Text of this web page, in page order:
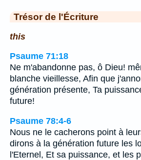
Trésor de l'Écriture
this
Psaume 71:18
Ne m'abandonne pas, ô Dieu!
blanche vieillesse, Afin que
génération présente, Ta
future!
Psaume 78:4-6
Nous ne le cacherons point à
dirons à la génération future les
l'Eternel, Et sa puissance, et les